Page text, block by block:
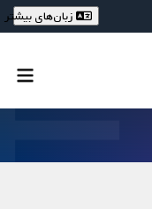
زبان‌های بیشتر